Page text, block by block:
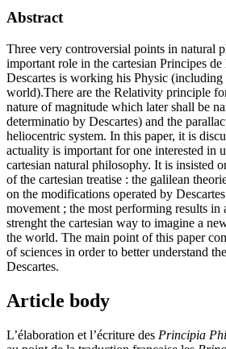
Abstract
Three very controversial points in natural
important role in the cartesian Principes
Descartes is working his Physic (including
world).There are the Relativity principle
nature of magnitude which later shall be
determinatio by Descartes) and the
heliocentric system. In this paper, it is
actuality is important for one interested in
cartesian natural philosophy. It is insisted
of the cartesian treatise : the galilean
on the modifications operated by
movement ; the most performing results in
strenght the cartesian way to imagine a
the world. The main point of this paper
of sciences in order to better understand
Descartes.
Article body
L’élaboration et l’écriture des Principia